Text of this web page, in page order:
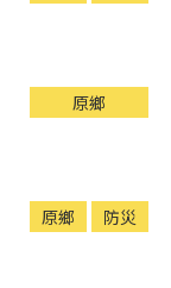
原鄉
原鄉 防災